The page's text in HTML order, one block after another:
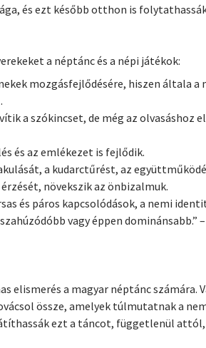
és ezt később otthon is
a néptánc és a népi játékok:
mozgásfejlődésére, hiszen általa
a szókincset, de még az
és az emlékezet is fejlődik.
a kudarctűrést, az
növekszik az önbizalmuk.
és páros kapcsolódások, a nemi
vagy éppen dominánsabb.”
a magyar néptánc számára.
össze, amelyek túlmutatnak a
ezt a táncot, függetlenül attól,